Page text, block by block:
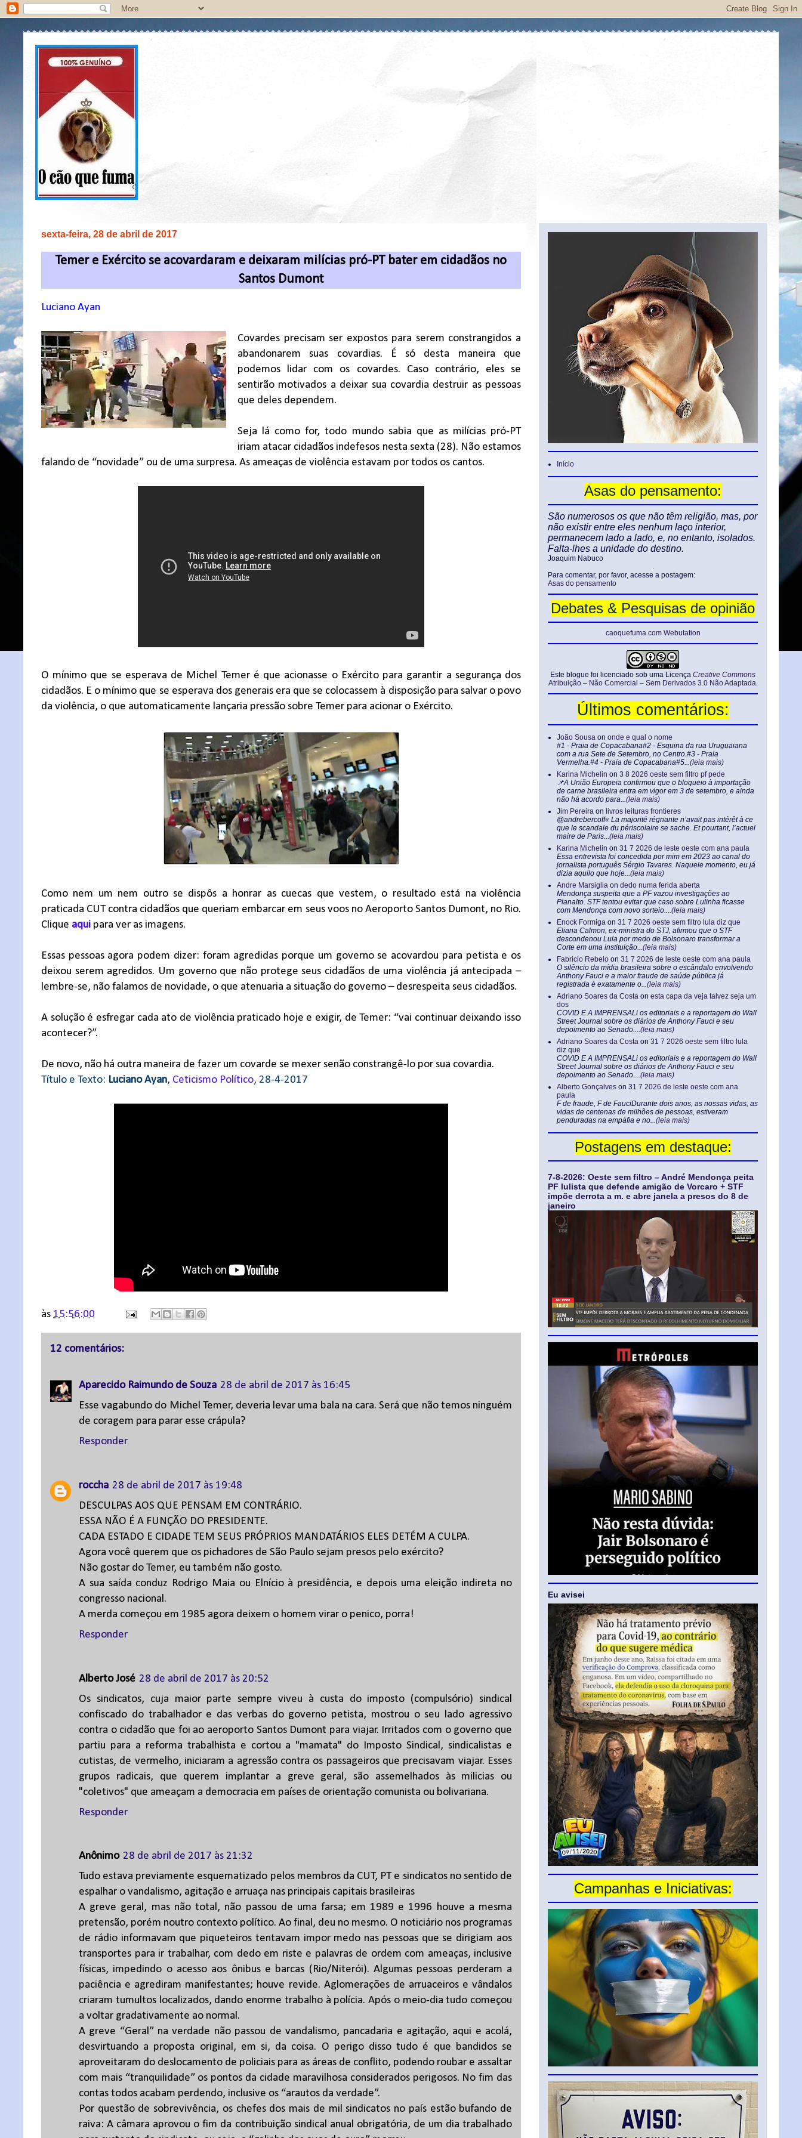
sexta-feira, 28 de abril de 2017
Temer e Exército se acovardaram e deixaram milícias pró-PT bater em cidadãos no
Santos Dumont
Luciano Ayan
Covardes precisam ser expostos para serem constrangidos a
abandonarem suas covardias. É só desta maneira que
podemos lidar com os covardes. Caso contrário, eles se
sentirão motivados a deixar sua covardia destruir as pessoas
que deles dependem.
Seja lá como for, todo mundo sabia que as milícias pró-PT
iriam atacar cidadãos indefesos nesta sexta (28). Não estamos
falando de “novidade” ou de uma surpresa. As ameaças de violência estavam por todos os cantos.
O mínimo que se esperava de Michel Temer é que acionasse o Exército para garantir a segurança dos
cidadãos. E o mínimo que se esperava dos generais era que se colocassem à disposição para salvar o povo
da violência, o que automaticamente lançaria pressão sobre Temer para acionar o Exército.
Como nem um nem outro se dispôs a honrar as cuecas que vestem, o resultado está na violência
praticada CUT contra cidadãos que queriam embarcar em seus voos no Aeroporto Santos Dumont, no Rio.
Clique aqui para ver as imagens.
Essas pessoas agora podem dizer: foram agredidas porque um governo se acovardou para petista e os
deixou serem agredidos. Um governo que não protege seus cidadãos de uma violência já antecipada –
lembre-se, não falamos de novidade, o que atenuaria a situação do governo – desrespeita seus cidadãos.
A solução é esfregar cada ato de violência praticado hoje e exigir, de Temer: “vai continuar deixando isso
acontecer?”.
De novo, não há outra maneira de fazer um covarde se mexer senão constrangê-lo por sua covardia.
Título e Texto: Luciano Ayan, Ceticismo Político, 28-4-2017
às 15:56:00
12 comentários:
Aparecido Raimundo de Souza 28 de abril de 2017 às 16:45
Esse vagabundo do Michel Temer, deveria levar uma bala na cara. Será que não temos ninguém
de coragem para parar esse crápula?
Responder
roccha 28 de abril de 2017 às 19:48
DESCULPAS AOS QUE PENSAM EM CONTRÁRIO.
ESSA NÃO É A FUNÇÃO DO PRESIDENTE.
CADA ESTADO E CIDADE TEM SEUS PRÓPRIOS MANDATÁRIOS ELES DETÉM A CULPA.
Agora você querem que os pichadores de São Paulo sejam presos pelo exército?
Não gostar do Temer, eu também não gosto.
A sua saída conduz Rodrigo Maia ou Elnício à presidência, e depois uma eleição indireta no
congresso nacional.
A merda começou em 1985 agora deixem o homem virar o penico, porra!
Responder
Alberto José 28 de abril de 2017 às 20:52
Os sindicatos, cuja maior parte sempre viveu à custa do imposto (compulsório) sindical
confiscado do trabalhador e das verbas do governo petista, mostrou o seu lado agressivo
contra o cidadão que foi ao aeroporto Santos Dumont para viajar. Irritados com o governo que
partiu para a reforma trabalhista e cortou a "mamata" do Imposto Sindical, sindicalistas e
cutistas, de vermelho, iniciaram a agressão contra os passageiros que precisavam viajar. Esses
grupos radicais, que querem implantar a greve geral, são assemelhados às milicias ou
"coletivos" que ameaçam a democracia em países de orientação comunista ou bolivariana.
Responder
Anônimo 28 de abril de 2017 às 21:32
Tudo estava previamente esquematizado pelos membros da CUT, PT e sindicatos no sentido de
espalhar o vandalismo, agitação e arruaça nas principais capitais brasileiras
A greve geral, mas não total, não passou de uma farsa; em 1989 e 1996 houve a mesma
pretensão, porém noutro contexto político. Ao final, deu no mesmo. O noticiário nos programas
de rádio informavam que piqueteiros tentavam impor medo nas pessoas que se dirigiam aos
transportes para ir trabalhar, com dedo em riste e palavras de ordem com ameaças, inclusive
físicas, impedindo o acesso aos ônibus e barcas (Rio/Niterói). Algumas pessoas perderam a
paciência e agrediram manifestantes; houve revide. Aglomerações de arruaceiros e vândalos
criaram tumultos localizados, dando enorme trabalho à polícia. Após o meio-dia tudo começou
a voltar gradativamente ao normal.
A greve “Geral” na verdade não passou de vandalismo, pancadaria e agitação, aqui e acolá,
desvirtuando a proposta original, em si, da coisa. O perigo disso tudo é que bandidos se
aproveitaram do deslocamento de policiais para as áreas de conflito, podendo roubar e assaltar
com mais “tranquilidade” os pontos da cidade maravilhosa considerados perigosos. No fim das
contas todos acabam perdendo, inclusive os “arautos da verdade”.
Por questão de sobrevivência, os chefes dos mais de mil sindicatos no país estão bufando de
raiva: A câmara aprovou o fim da contribuição sindical anual obrigatória, de um dia trabalhado
Início
Asas do pensamento:
São numerosos os que não têm religião, mas, por
não existir entre eles nenhum laço interior,
permanecem lado a lado, e, no entanto, isolados.
Falta-lhes a unidade do destino.
Joaquim Nabuco
.
Para comentar, por favor, acesse a postagem:
Asas do pensamento
Debates & Pesquisas de opinião
caoquefuma.com Webutation
Este blogue foi licenciado sob uma Licença Creative Commons
Atribuição – Não Comercial – Sem Derivados 3.0 Não Adaptada.
Últimos comentários:
João Sousa on onde e qual o nome
#1 - Praia de Copacabana#2 - Esquina da rua Uruguaiana
com a rua Sete de Setembro, no Centro.#3 - Praia
Vermelha.#4 - Praia de Copacabana#5...(leia mais)
Karina Michelin on 3 8 2026 oeste sem filtro pf pede
📌A União Europeia confirmou que o bloqueio à importação
de carne brasileira entra em vigor em 3 de setembro, e ainda
não há acordo para...(leia mais)
Jim Pereira on livros leituras frontieres
@andrebercoff« La majorité régnante n’avait pas intérêt à ce
que le scandale du périscolaire se sache. Et pourtant, l’actuel
maire de Paris...(leia mais)
Karina Michelin on 31 7 2026 de leste oeste com ana paula
Essa entrevista foi concedida por mim em 2023 ao canal do
jornalista português Sérgio Tavares. Naquele momento, eu já
dizia aquilo que hoje...(leia mais)
Andre Marsiglia on dedo numa ferida aberta
Mendonça suspeita que a PF vazou investigações ao
Planalto. STF tentou evitar que caso sobre Lulinha ficasse
com Mendonça com novo sorteio....(leia mais)
Enock Formiga on 31 7 2026 oeste sem filtro lula diz que
Eliana Calmon, ex-ministra do STJ, afirmou que o STF
descondenou Lula por medo de Bolsonaro transformar a
Corte em uma instituição...(leia mais)
Fabricio Rebelo on 31 7 2026 de leste oeste com ana paula
O silêncio da mídia brasileira sobre o escândalo envolvendo
Anthony Fauci e a maior fraude de saúde pública já
registrada é exatamente o...(leia mais)
Adriano Soares da Costa on esta capa da veja talvez seja um
dos
COVID E A IMPRENSALi os editoriais e a reportagem do Wall
Street Journal sobre os diários de Anthony Fauci e seu
depoimento ao Senado....(leia mais)
Adriano Soares da Costa on 31 7 2026 oeste sem filtro lula
diz que
COVID E A IMPRENSALi os editoriais e a reportagem do Wall
Street Journal sobre os diários de Anthony Fauci e seu
depoimento ao Senado....(leia mais)
Alberto Gonçalves on 31 7 2026 de leste oeste com ana
paula
F de fraude, F de FauciDurante dois anos, as nossas vidas, as
vidas de centenas de milhões de pessoas, estiveram
penduradas na empáfia e no...(leia mais)
Postagens em destaque:
7-8-2026: Oeste sem filtro – André Mendonça peita
PF lulista que defende amigão de Vorcaro + STF
impõe derrota a m. e abre janela a presos do 8 de
janeiro
Eu avisei
Campanhas e Iniciativas: